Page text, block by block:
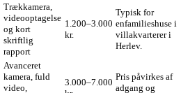
Trækkamera,
videooptagelse
og kort
skriftlig
rapport
1.200–3.000
kr.
Typisk for
enfamilieshuse i
villakvarterer i
Herlev.
Avanceret
kamera, fuld
video,
3.000–7.000
Pris påvirkes af
adgang og